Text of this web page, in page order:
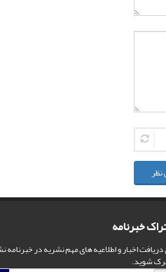
نظر
خبرنامه
دریافت اخبار و اطلاعیه های مهم نشریه در خبرنامه
شوید.